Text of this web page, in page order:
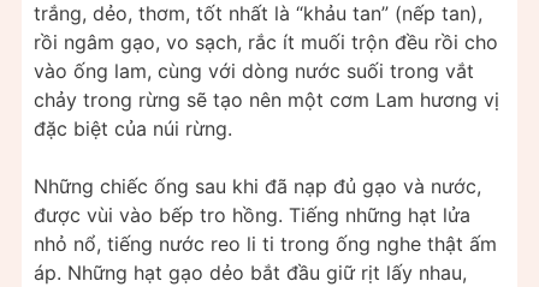
trắng, dẻo, thơm, tốt nhất là “khảu tan” (nếp tan),
rồi ngâm gạo, vo sạch, rắc ít muối trộn đều rồi cho
vào ống lam, cùng với dòng nước suối trong vắt
chảy trong rừng sẽ tạo nên một cơm Lam hương vị
đặc biệt của núi rừng.
Những chiếc ống sau khi đã nạp đủ gạo và nước,
được vùi vào bếp tro hồng. Tiếng những hạt lửa
nhỏ nổ, tiếng nước reo li ti trong ống nghe thật ấm
áp. Những hạt gạo dẻo bắt đầu giữ rịt lấy nhau,